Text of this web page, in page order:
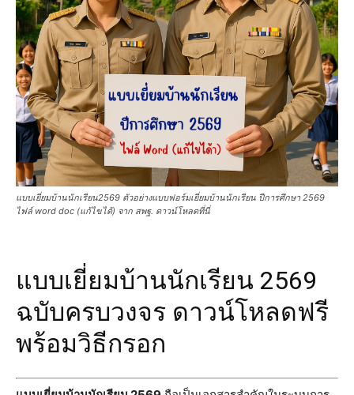
แบบเยี่ยมบ้านนักเรียน2569 ตัวอย่างแบบฟอร์มเยี่ยมบ้านนักเรียน ปีการศึกษา 2569
ไฟล์ word doc (แก้ไขได้) จาก สพฐ. ดาวน์โหลดที่นี่
แบบเยี่ยมบ้านนักเรียน 2569
ฉบับครบวงจร ดาวน์โหลดฟรี
พร้อมวิธีกรอก